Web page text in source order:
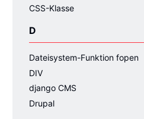
CSS-Klasse
D
Dateisystem-Funktion fopen
DIV
django CMS
Drupal